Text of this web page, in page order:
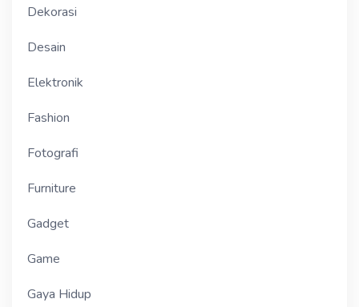
Dekorasi
Desain
Elektronik
Fashion
Fotografi
Furniture
Gadget
Game
Gaya Hidup